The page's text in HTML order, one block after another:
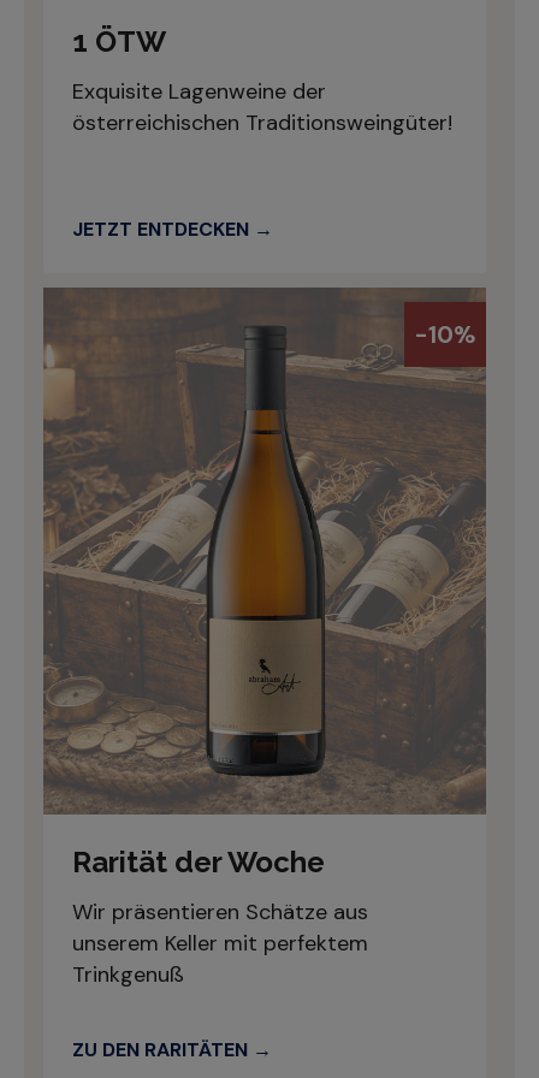
1 ÖTW
Exquisite Lagenweine der
österreichischen Traditionsweingüter!
JETZT ENTDECKEN
-10%
Rarität der Woche
Wir präsentieren Schätze aus
unserem Keller mit perfektem
Trinkgenuß
ZU DEN RARITÄTEN